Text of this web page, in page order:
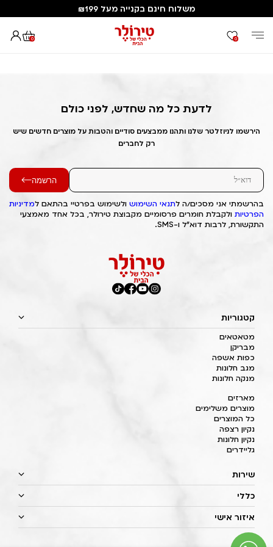
משלוח חינם בקנייה מעל ₪199
0 0
דף הבית Out of Stock Alert 2025/09/27 1758957943
לדעת כל מה שחדש, לפני כולם
הירשמו לניוזלטר שלנו ותהנו ממבצעים סודיים והטבות על מוצרים חדשים שיש
רק לחברים
הרשמה
בהרשמתי אני מסכים/ה לתנאי השימוש ולשימוש בפרטיי בהתאם למדיניות
הפרטיות ולקבלת חומרים פרסומיים מקבוצת טירולר, בכל אחד מאמצעי
התקשורת, לרבות דוא"ל ו-SMS.
קטגוריות
מטאטאים
מבריקן
כפות אשפה
מגב חלונות
מנקה חלונות
מארזים
מוצרים משלימים
כל המוצרים
נקיון רצפה
נקיון חלונות
גליידרים
שירות
כללי
איזור אישי